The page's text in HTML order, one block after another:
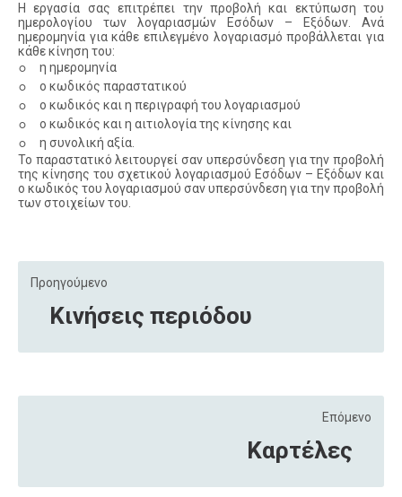
Η εργασία σας επιτρέπει την προβολή και εκτύπωση του
ημερολογίου των λογαριασμών Εσόδων – Εξόδων. Ανά
ημερομηνία για κάθε επιλεγμένο λογαριασμό προβάλλεται για
κάθε κίνηση του:
◦ η ημερομηνία
◦ ο κωδικός παραστατικού
◦ ο κωδικός και η περιγραφή του λογαριασμού
◦ ο κωδικός και η αιτιολογία της κίνησης και
◦
η συνολική αξία.
Το παραστατικό λειτουργεί σαν υπερσύνδεση για την προβολή
της κίνησης του σχετικού λογαριασμού Εσόδων – Εξόδων και
ο κωδικός του λογαριασμού σαν υπερσύνδεση για την προβολή
των στοιχείων του.
Προηγούμενο
Κινήσεις περιόδου
Επόμενο
Καρτέλες